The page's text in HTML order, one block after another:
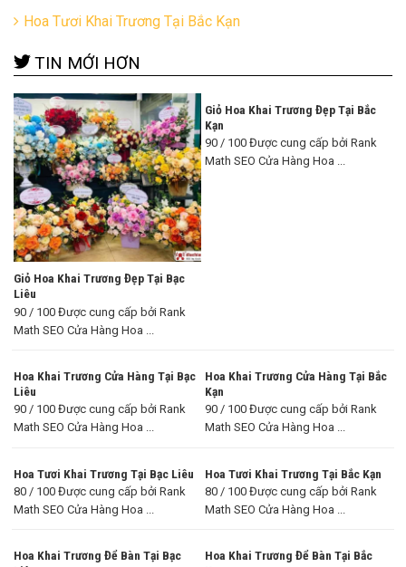
Hoa Tươi Khai Trương Tại Bắc Kạn
TIN MỚI HƠN
Giỏ Hoa Khai Trương Đẹp Tại Bạc
Liêu
90 / 100 Được cung cấp bởi Rank
Math SEO Cửa Hàng Hoa ...
Giỏ Hoa Khai Trương Đẹp Tại Bắc
Kạn
90 / 100 Được cung cấp bởi Rank
Math SEO Cửa Hàng Hoa ...
Hoa Khai Trương Cửa Hàng Tại Bạc
Liêu
90 / 100 Được cung cấp bởi Rank
Math SEO Cửa Hàng Hoa ...
Hoa Khai Trương Cửa Hàng Tại Bắc
Kạn
90 / 100 Được cung cấp bởi Rank
Math SEO Cửa Hàng Hoa ...
Hoa Tươi Khai Trương Tại Bạc Liêu
80 / 100 Được cung cấp bởi Rank
Math SEO Cửa Hàng Hoa ...
Hoa Tươi Khai Trương Tại Bắc Kạn
80 / 100 Được cung cấp bởi Rank
Math SEO Cửa Hàng Hoa ...
Hoa Khai Trương Để Bàn Tại Bạc
Hoa Khai Trương Để Bàn Tại Bắc